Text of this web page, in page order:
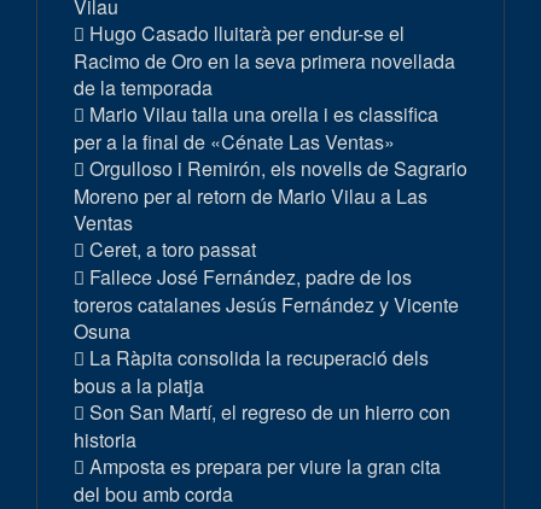
Vilau
Hugo Casado lluitarà per endur-se el
Racimo de Oro en la seva primera novellada
de la temporada
Mario Vilau talla una orella i es classifica
per a la final de «Cénate Las Ventas»
Orgulloso i Remirón, els novells de Sagrario
Moreno per al retorn de Mario Vilau a Las
Ventas
Ceret, a toro passat
Fallece José Fernández, padre de los
toreros catalanes Jesús Fernández y Vicente
Osuna
La Ràpita consolida la recuperació dels
bous a la platja
Son San Martí, el regreso de un hierro con
historia
Amposta es prepara per viure la gran cita
del bou amb corda